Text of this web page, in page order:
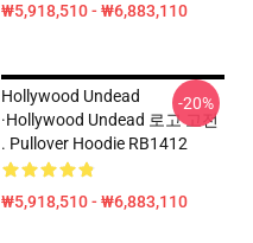
₩5,918,510 - ₩6,883,110
Hollywood Undead
·Hollywood Undead 로고 고전
. Pullover Hoodie RB1412
₩5,918,510 - ₩6,883,110
-20%